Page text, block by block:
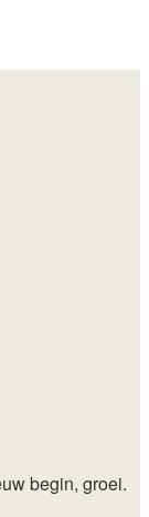
begin, groei.